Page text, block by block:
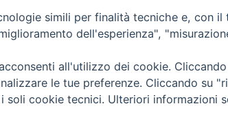
Privacy Policy Cookie Policy
Vita Trentina Editrice
simili per finalità tecniche e, con
dell'esperienza",
all'utilizzo dei cookie.
le tue preferenze. Cliccando su
soli cookie tecnici. Ulteriori informazioni